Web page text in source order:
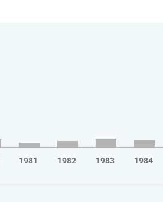
1981 1982 1983 1984